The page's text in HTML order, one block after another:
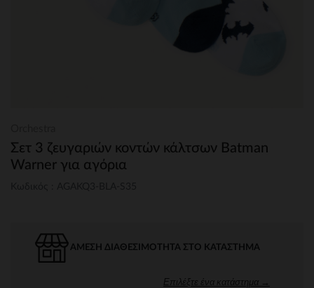
Σετ 3 ζευγαριών κοντών κάλτσων Batman
Warner για αγόρια
ΆΜΕΣΗ ΔΙΑΘΕΣΙΜΌΤΗΤΑ ΣΤΟ ΚΑΤΆΣΤΗΜΑ
Επιλέξτε ένα κατάστημα →